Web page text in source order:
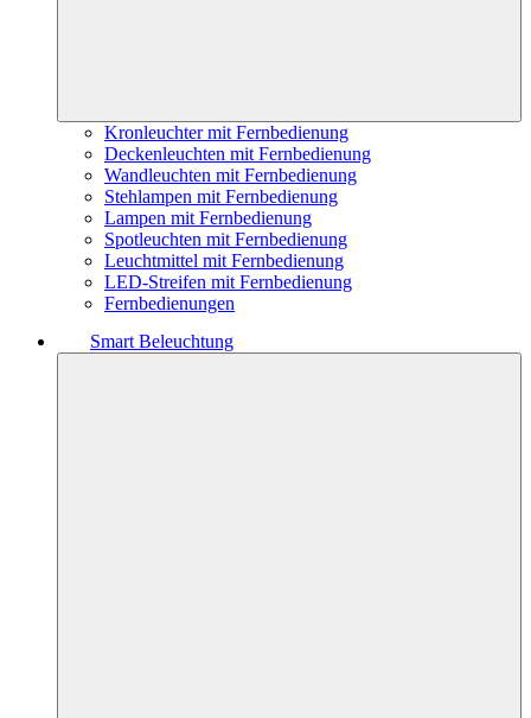
Kronleuchter mit Fernbedienung
Deckenleuchten mit Fernbedienung
Wandleuchten mit Fernbedienung
Stehlampen mit Fernbedienung
Lampen mit Fernbedienung
Spotleuchten mit Fernbedienung
Leuchtmittel mit Fernbedienung
LED-Streifen mit Fernbedienung
Fernbedienungen
Smart Beleuchtung